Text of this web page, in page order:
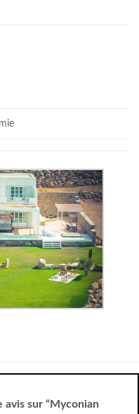
avis sur “Myconian